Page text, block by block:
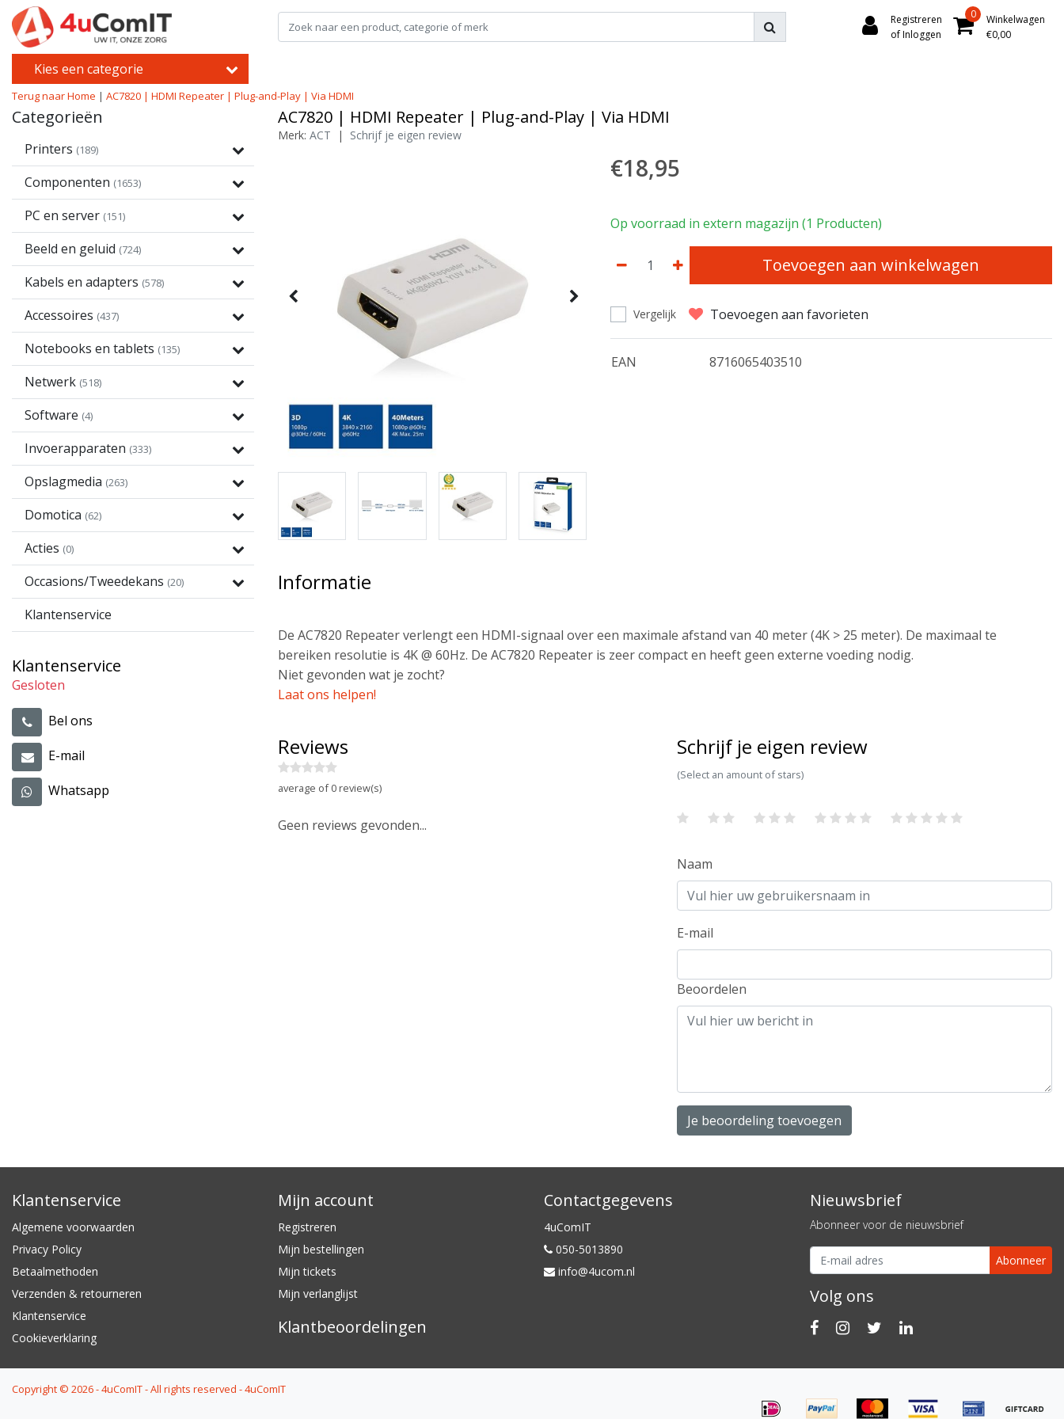
Registreren
of Inloggen
0
Winkelwagen
€0,00
Kies een categorie
Terug naar Home | AC7820 | HDMI Repeater | Plug-and-Play | Via HDMI
Categorieën
Printers (189)
Componenten (1653)
PC en server (151)
Beeld en geluid (724)
Kabels en adapters (578)
Accessoires (437)
Notebooks en tablets (135)
Netwerk (518)
Software (4)
Invoerapparaten (333)
Opslagmedia (263)
Domotica (62)
Acties (0)
Occasions/Tweedekans (20)
Klantenservice
Klantenservice
Gesloten
Bel ons
E-mail
Whatsapp
AC7820 | HDMI Repeater | Plug-and-Play | Via HDMI
Merk: ACT | Schrijf je eigen review
€18,95
Op voorraad in extern magazijn (1 Producten)
Toevoegen aan winkelwagen
Vergelijk Toevoegen aan favorieten
EAN 8716065403510
Informatie
De AC7820 Repeater verlengt een HDMI-signaal over een maximale afstand van 40 meter (4K > 25 meter). De maximaal te
bereiken resolutie is 4K @ 60Hz. De AC7820 Repeater is zeer compact en heeft geen externe voeding nodig.
Niet gevonden wat je zocht?
Laat ons helpen!
Reviews
average of 0 review(s)
Geen reviews gevonden...
Schrijf je eigen review
(Select an amount of stars)
Naam
E-mail
Beoordelen
Je beoordeling toevoegen
Klantenservice
Algemene voorwaarden
Privacy Policy
Betaalmethoden
Verzenden & retourneren
Klantenservice
Cookieverklaring
Mijn account
Registreren
Mijn bestellingen
Mijn tickets
Mijn verlanglijst
Klantbeoordelingen
Contactgegevens
4uComIT
050-5013890
info@4ucom.nl
Nieuwsbrief
Abonneer voor de nieuwsbrief
Abonneer
Volg ons
Copyright © 2026 - 4uComIT - All rights reserved - 4uComIT